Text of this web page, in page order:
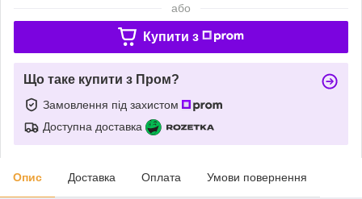
або
Купити з
Що таке купити з Пром?
Замовлення під захистом
Доступна доставка
Опис Доставка Оплата Умови повернення